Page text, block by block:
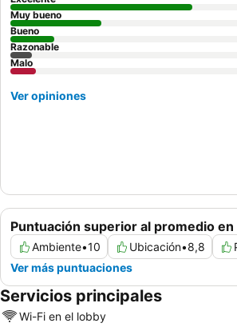
Puntuación superior al promedio en
Ambiente•10 Ubicación•8,8
Ver más puntuaciones
Muy bueno
Bueno
Razonable
Malo
Ver opiniones
Servicios principales
Wi-Fi en el lobby